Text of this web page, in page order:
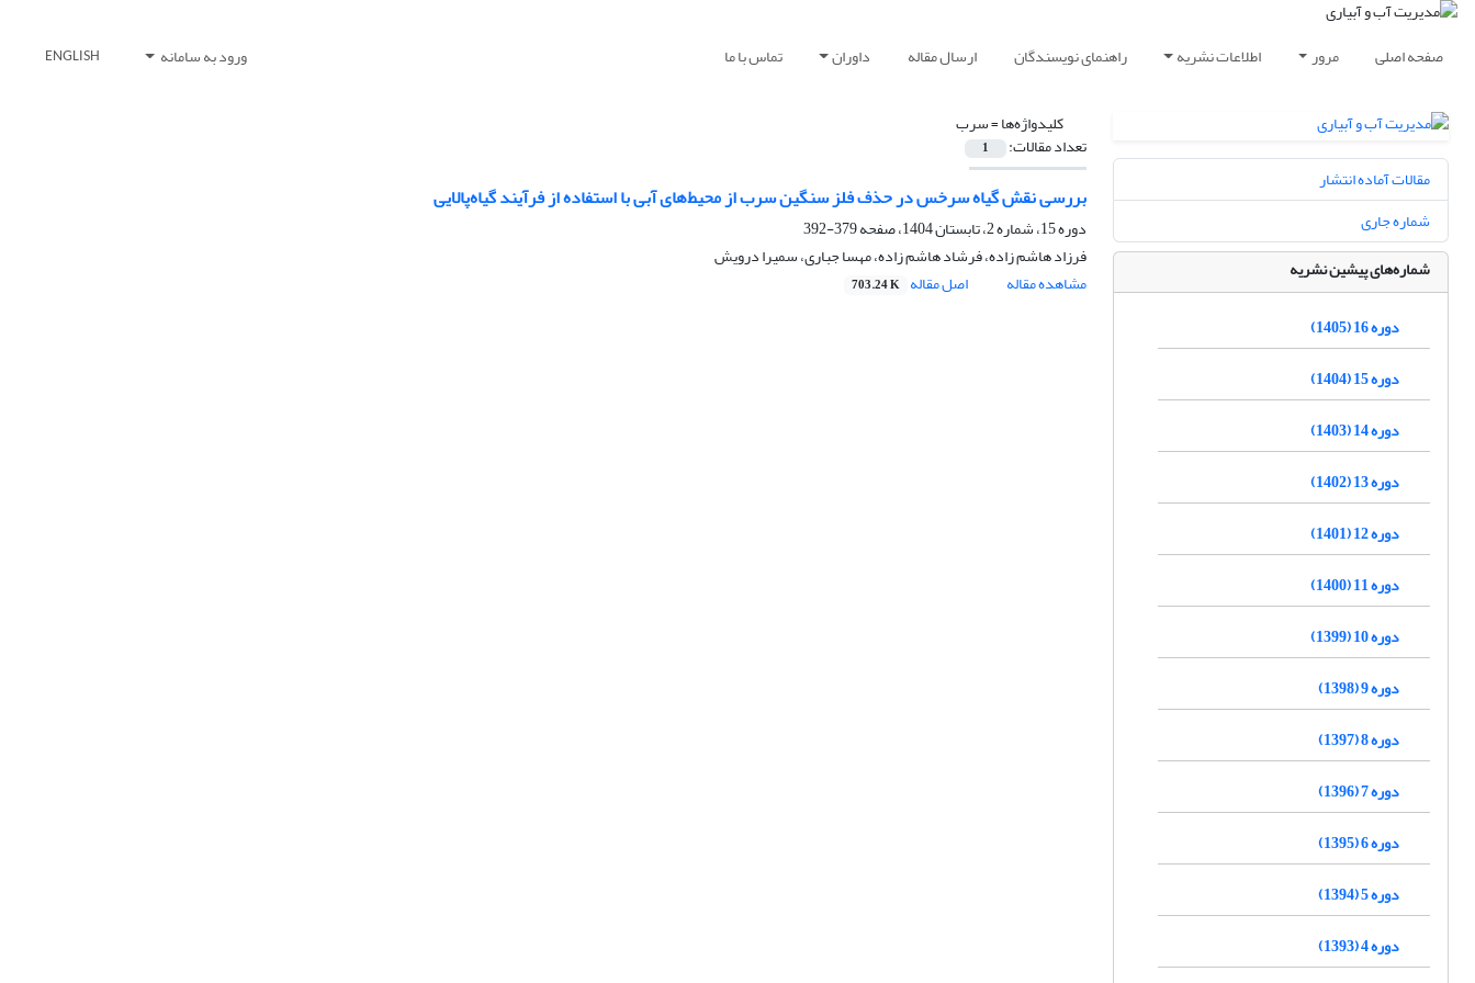
صفحه اصلی مرور اطلاعات نشریه راهنمای نویسندگان ارسال مقاله داوران تماس با ما ورود به سامانه ENGLISH
کلیدواژه‌ها =سرب
تعداد مقالات: 1
بررسی نقش گیاه سرخس در حذف فلز سنگین سرب از محیط‌های آبی با استفاده از فرآیند گیاه‌پالایی
دوره 15، شماره 2، تابستان 1404، صفحه
379-392
فرزاد هاشم زاده، فرشاد هاشم زاده، مهسا جباری، سمیرا درویش
مشاهده مقاله
اصل مقاله 703.24 K
مقالات آماده انتشار
شماره جاری
شماره‌های پیشین نشریه
دوره 16 (1405)
دوره 15 (1404)
دوره 14 (1403)
دوره 13 (1402)
دوره 12 (1401)
دوره 11 (1400)
دوره 10 (1399)
دوره 9 (1398)
دوره 8 (1397)
دوره 7 (1396)
دوره 6 (1395)
دوره 5 (1394)
دوره 4 (1393)